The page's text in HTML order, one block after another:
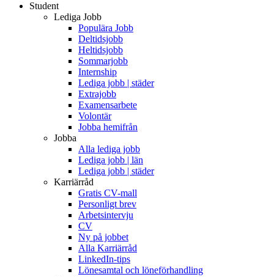
Student
Lediga Jobb
Populära Jobb
Deltidsjobb
Heltidsjobb
Sommarjobb
Internship
Lediga jobb | städer
Extrajobb
Examensarbete
Volontär
Jobba hemifrån
Jobba
Alla lediga jobb
Lediga jobb | län
Lediga jobb | städer
Karriärråd
Gratis CV-mall
Personligt brev
Arbetsintervju
CV
Ny på jobbet
Alla Karriärråd
LinkedIn-tips
Lönesamtal och löneförhandling